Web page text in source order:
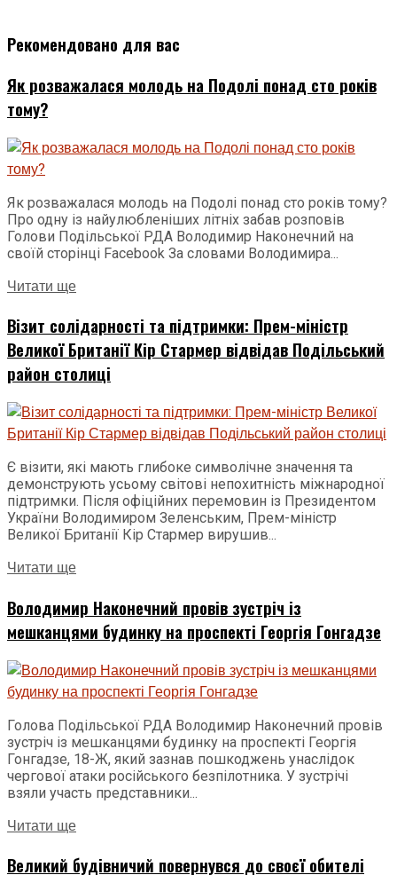
Рекомендовано для вас
Як розважалася молодь на Подолі понад сто років
тому?
Як розважалася молодь на Подолі понад сто років тому?
Про одну із найулюбленіших літніх забав розповів
Голови Подільської РДА Володимир Наконечний на
своїй сторінці Facebook За словами Володимира...
Читати ще
Візит солідарності та підтримки: Прем-міністр
Великої Британії Кір Стармер відвідав Подільський
район столиці
Є візити, які мають глибоке символічне значення та
демонструють усьому світові непохитність міжнародної
підтримки. Після офіційних перемовин із Президентом
України Володимиром Зеленським, Прем-міністр
Великої Британії Кір Стармер вирушив...
Читати ще
Володимир Наконечний провів зустріч із
мешканцями будинку на проспекті Георгія Гонгадзе
Голова Подільської РДА Володимир Наконечний провів
зустріч із мешканцями будинку на проспекті Георгія
Гонгадзе, 18-Ж, який зазнав пошкоджень унаслідок
чергової атаки російського безпілотника. У зустрічі
взяли участь представники...
Читати ще
Великий будівничий повернувся до своєї обителі